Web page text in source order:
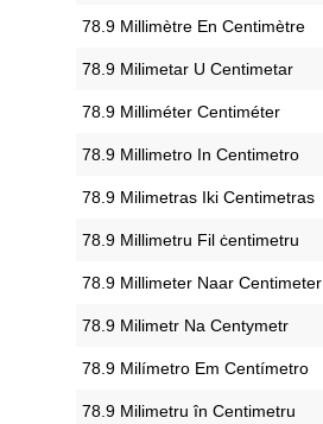
‎78.9 Millimètre En Centimètre
‎78.9 Milimetar U Centimetar
‎78.9 Milliméter Centiméter
‎78.9 Millimetro In Centimetro
‎78.9 Milimetras Iki Centimetras
‎78.9 Millimetru Fil ċentimetru
‎78.9 Millimeter Naar Centimeter
‎78.9 Milimetr Na Centymetr
‎78.9 Milímetro Em Centímetro
‎78.9 Milimetru în Centimetru